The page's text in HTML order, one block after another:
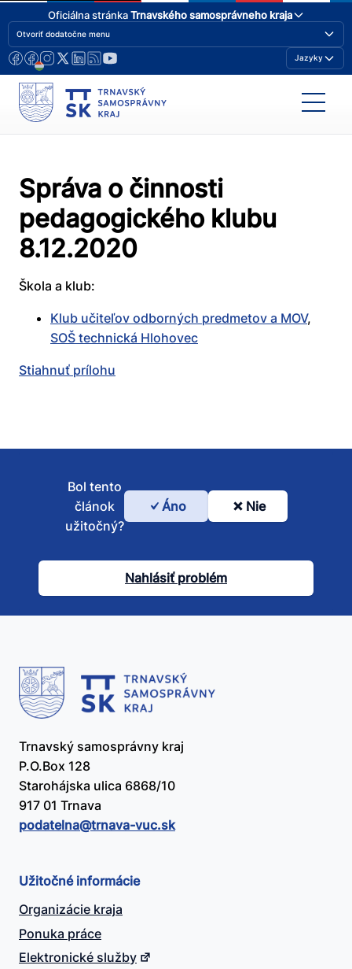
Oficiálna stránkaTrnavského samosprávneho kraja
Otvoriť dodatočne menu
Jazyky
Správa o činnosti
pedagogického klubu
8.12.2020
Škola a klub:
Klub učiteľov odborných predmetov a MOV,
SOŠ technická Hlohovec
Stiahnuť prílohu
Bol
článok
užitočný?
Bol tento
článok
užitočný?
Áno Nie
Nahlásiť problém
Trnavský samosprávny kraj
P.O.Box 128
Starohájska ulica 6868/10
917 01 Trnava
podatelna@​trnava-vuc.sk
Užitočné informácie
Organizácie kraja
Ponuka práce
Elektronické služby